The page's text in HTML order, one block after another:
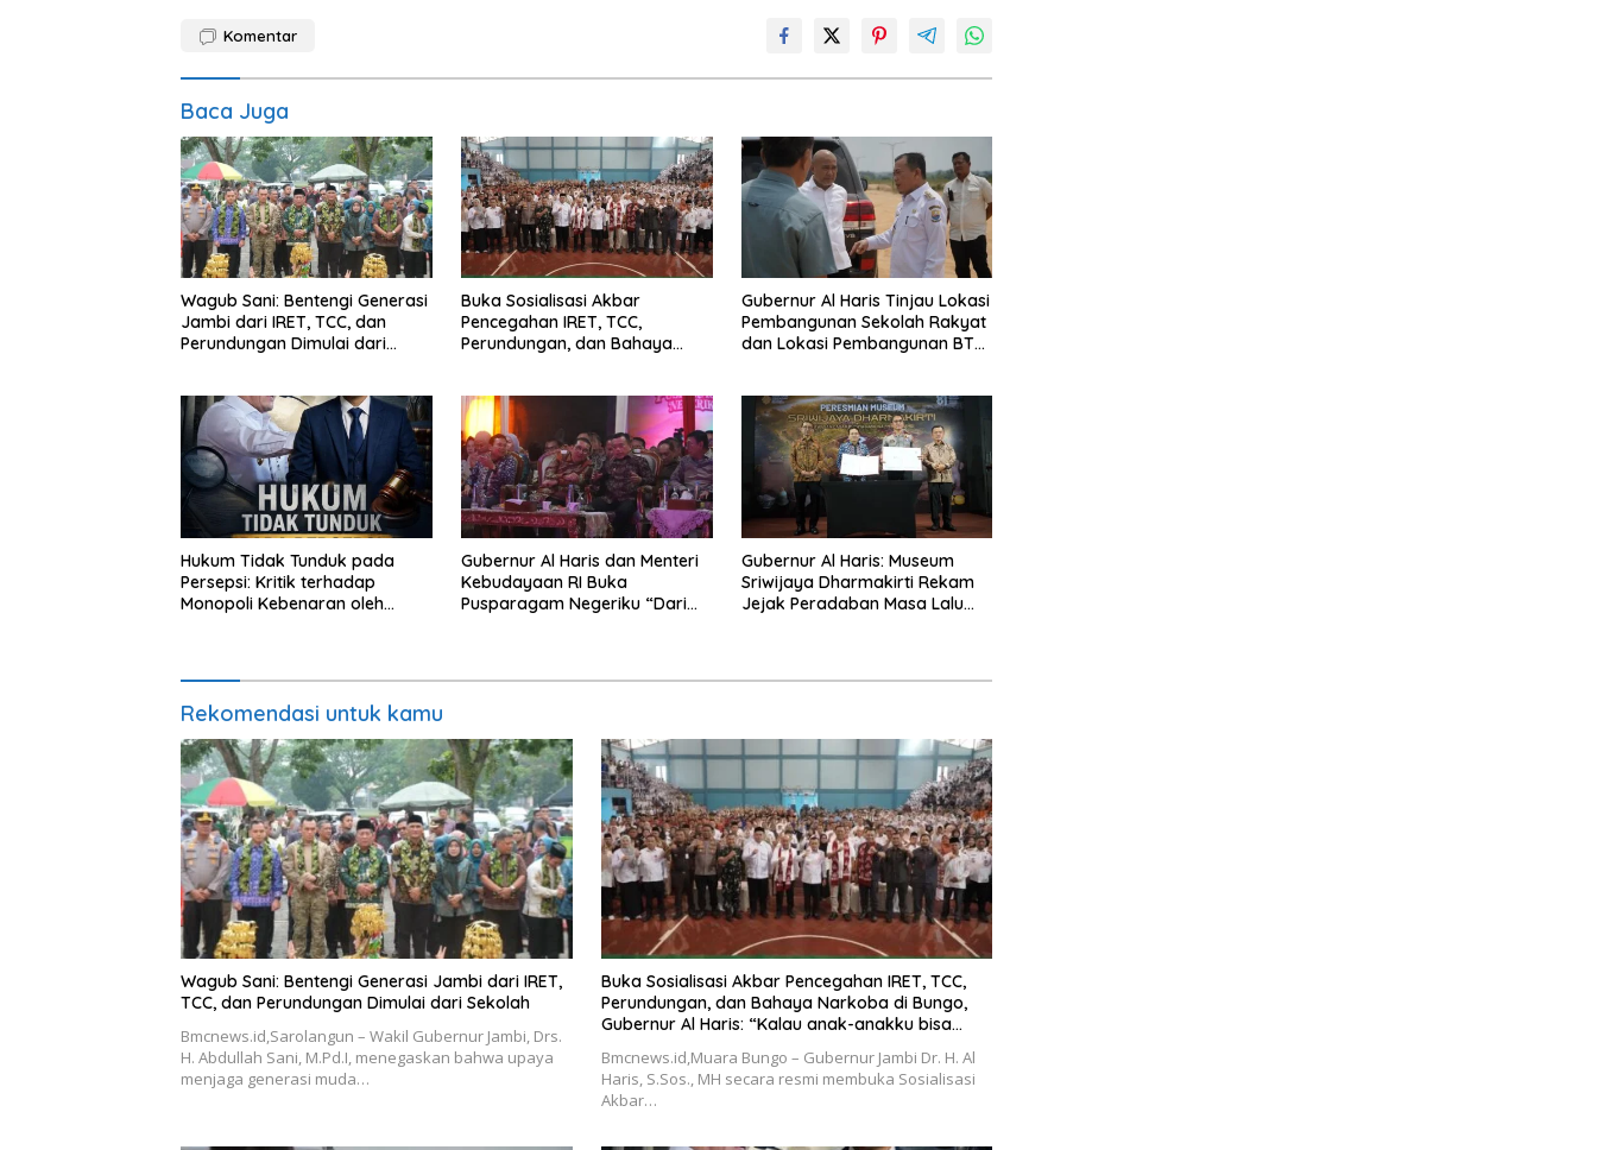
Komentar
Baca Juga
Wagub Sani: Bentengi Generasi
Jambi dari IRET, TCC, dan
Perundungan Dimulai dari
Buka Sosialisasi Akbar
Pencegahan IRET, TCC,
Perundungan, dan Bahaya
bisa jaga diri, 60% masa
depan sudah ada di tangan”
Gubernur Al Haris Tinjau Lokasi
Pembangunan Sekolah Rakyat
dan Lokasi Pembangunan BTN
Hukum Tidak Tunduk pada
Persepsi: Kritik terhadap
Monopoli Kebenaran oleh
Gubernur Al Haris dan Menteri
Kebudayaan RI Buka
Pusparagam Negeriku “Dari
Gubernur Al Haris: Museum
Sriwijaya Dharmakirti Rekam
Jejak Peradaban Masa Lalu
Rekomendasi untuk kamu
Wagub Sani: Bentengi Generasi Jambi dari IRET,
TCC, dan Perundungan Dimulai dari Sekolah
Bmcnews.id,Sarolangun – Wakil Gubernur Jambi, Drs.
H. Abdullah Sani, M.Pd.I, menegaskan bahwa upaya
menjaga generasi muda…
Buka Sosialisasi Akbar Pencegahan IRET, TCC,
Perundungan, dan Bahaya Narkoba di Bungo,
Gubernur Al Haris: “Kalau anak-anakku bisa
tangan”
Bmcnews.id,Muara Bungo – Gubernur Jambi Dr. H. Al
Haris, S.Sos., MH secara resmi membuka Sosialisasi
Akbar…